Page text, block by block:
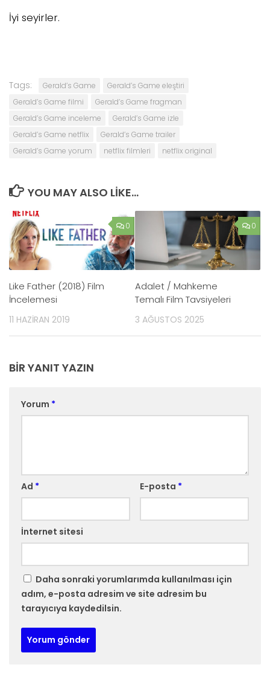
İyi seyirler.
Tags: Gerald’s Game
Gerald’s Game eleştiri
Gerald’s Game filmi
Gerald’s Game fragman
Gerald’s Game inceleme
Gerald’s Game izle
Gerald’s Game netflix
Gerald’s Game trailer
Gerald’s Game yorum
netflix filmleri netflix original
YOU MAY ALSO LIKE...
0
Like Father (2018) Film
İncelemesi
11 HAZIRAN 2019
0
Adalet / Mahkeme
Temalı Film Tavsiyeleri
3 AĞUSTOS 2025
BIR YANIT YAZIN
Yorum *
Ad * E-posta *
İnternet sitesi
Daha sonraki yorumlarımda kullanılması için
adım, e-posta adresim ve site adresim bu
tarayıcıya kaydedilsin.